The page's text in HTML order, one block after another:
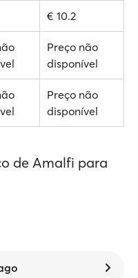
€ 10.2
Preço não
disponível
Preço não
disponível
de Amalfi para